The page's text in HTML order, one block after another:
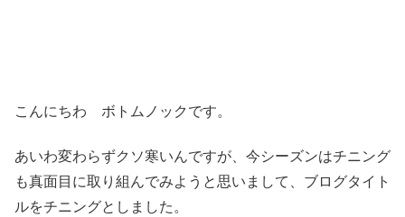
こんにちわ ボトムノックです。
あいわ変わらずクソ寒いんですが、今シーズンはチニング
も真面目に取り組んでみようと思いまして、ブログタイト
ルをチニングとしました。